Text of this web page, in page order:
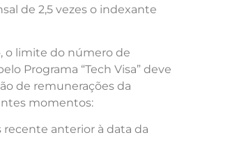
de 2,5 vezes o indexante
o limite do número de
Programa “Tech Visa” deve
de remunerações da
momentos:
recente anterior à data da